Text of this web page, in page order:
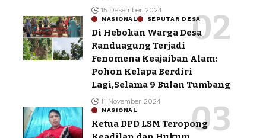
15 Desember 2024
NASIONAL SEPUTAR DESA
Di Hebokan Warga Desa
Randuagung Terjadi
Fenomena Keajaiban Alam:
Pohon Kelapa Berdiri
Lagi,Selama 9 Bulan Tumbang
11 November 2024
NASIONAL
Ketua DPD LSM Teropong